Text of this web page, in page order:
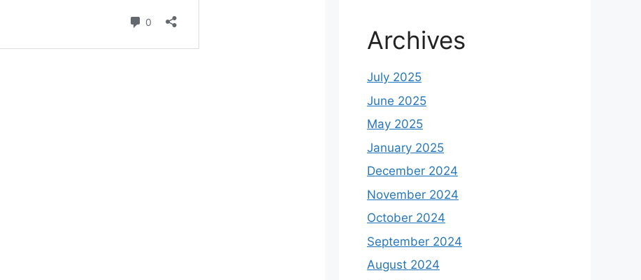
Archives
July 2025
June 2025
May 2025
January 2025
December 2024
November 2024
October 2024
September 2024
August 2024